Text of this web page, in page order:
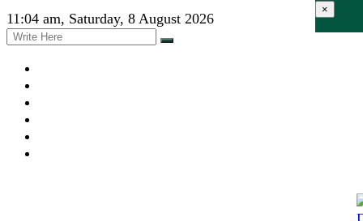
11:04 am, Saturday, 8 August 2026
×